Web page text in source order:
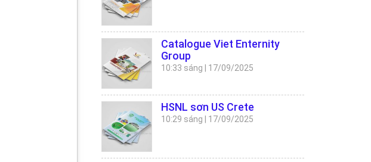
Catalogue Viet Enternity
Group
10:33 sáng 17/09/2025
HSNL sơn US Crete
10:29 sáng 17/09/2025